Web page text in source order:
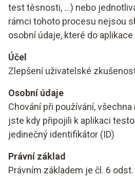
test těsnosti, ...) nebo
rámci tohoto procesu nejsou
osobní údaje, které do aplikace
Účel
Zlepšení uživatelské
Osobní údaje
Chování při používání,
jste kdy připojili k aplikaci
jedinečný identifikátor (ID)
Právní základ
Právním základem je čl. 6 odst.